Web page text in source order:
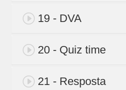
19 - DVA
20 - Quiz time
21 - Resposta